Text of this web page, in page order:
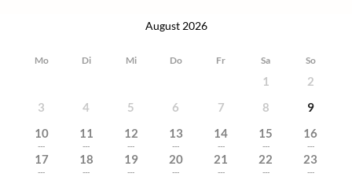
August 2026
Mo Di Mi Do Fr Sa So
1
2
3
4 5 6 7 8
9
10
---
11
---
12
---
13
---
14
---
15
---
16
---
17
---
18
---
19
---
20
---
21
---
22
---
23
---